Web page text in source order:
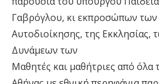
Γαβρόγλου, κι εκπροσώπων
Αυτοδιοίκησης, της Εκκλησίας,
Δυνάμεων των
Μαθητές και μαθήτριες από όλα